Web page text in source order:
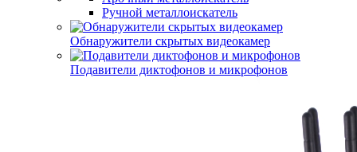
Ручной металлоискатель
Обнаружители скрытых видеокамер
Подавители диктофонов и микрофонов